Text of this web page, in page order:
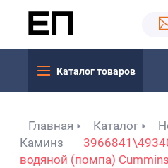
Каталог товаров
Главная Каталог
Каминз
водяной (помпа)